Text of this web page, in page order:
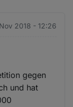
2018 - 12:26
gegen
und hat